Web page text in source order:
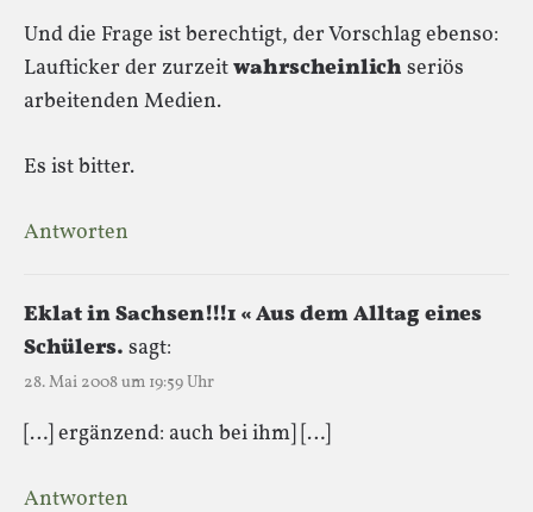
Und die Frage ist berechtigt, der Vorschlag ebenso:
Laufticker der zurzeitwahrscheinlich seriös
arbeitenden Medien.
Es ist bitter.
Antworten
Eklat in Sachsen!!!1 « Aus dem Alltag eines
Schülers. sagt:
28. Mai 2008 um 19:59 Uhr
[…] ergänzend: auch bei ihm] […]
Antworten